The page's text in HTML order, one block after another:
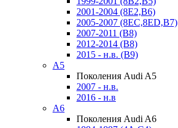
2001-2004 (8E2,B6)
2005-2007 (8EC,8ED,B7)
2007-2011 (B8)
2012-2014 (B8)
2015 - н.в. (B9)
A5
Поколения Audi A5
2007 - н.в.
2016 - н.в
A6
Поколения Audi A6